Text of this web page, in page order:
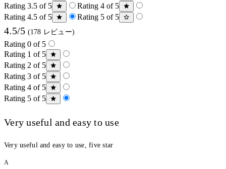
Rating 3.5 of 5
Rating 4 of 5
Rating 4.5 of 5
Rating 5 of 5
4.5/5 (178 レビュー)
Rating 0 of 5
Rating 1 of 5
Rating 2 of 5
Rating 3 of 5
Rating 4 of 5
Rating 5 of 5
Very useful and easy to use
Very useful and easy to use, five star
A